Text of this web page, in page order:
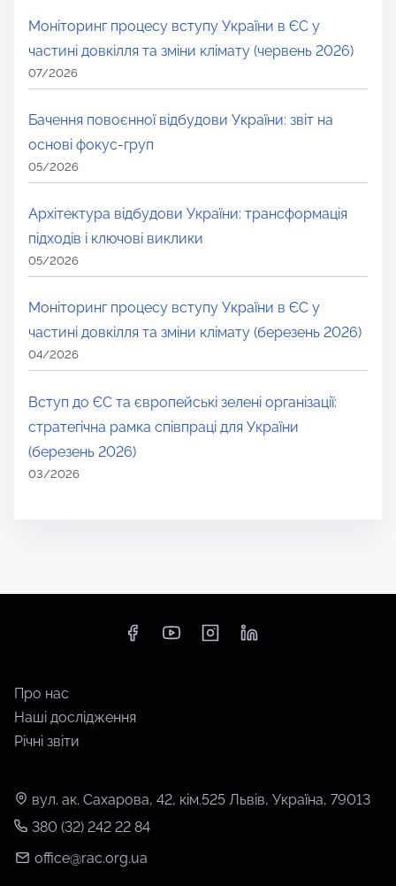
Моніторинг процесу вступу України в ЄС у
частині довкілля та зміни клімату (червень 2026)
07/2026
Бачення повоєнної відбудови України: звіт на
основі фокус-груп
05/2026
Архітектура відбудови України: трансформація
підходів і ключові виклики
05/2026
Моніторинг процесу вступу України в ЄС у
частині довкілля та зміни клімату (березень 2026)
04/2026
Вступ до ЄС та європейські зелені організації:
стратегічна рамка співпраці для України
(березень 2026)
03/2026
Про нас
Наші дослідження
Річні звіти
вул. ак. Сахарова, 42, кім.525 Львів, Україна, 79013
380 (32) 242 22 84
office@rac.org.ua